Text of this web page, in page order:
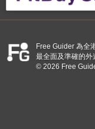
Free Guider 為全
最全面及準確的外
© 2026 Free